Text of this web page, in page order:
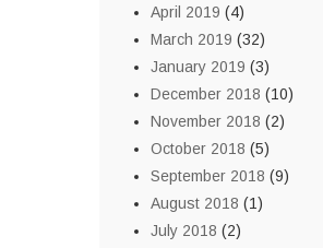
April 2019 (4)
March 2019 (32)
January 2019 (3)
December 2018 (10)
November 2018 (2)
October 2018 (5)
September 2018 (9)
August 2018 (1)
July 2018 (2)